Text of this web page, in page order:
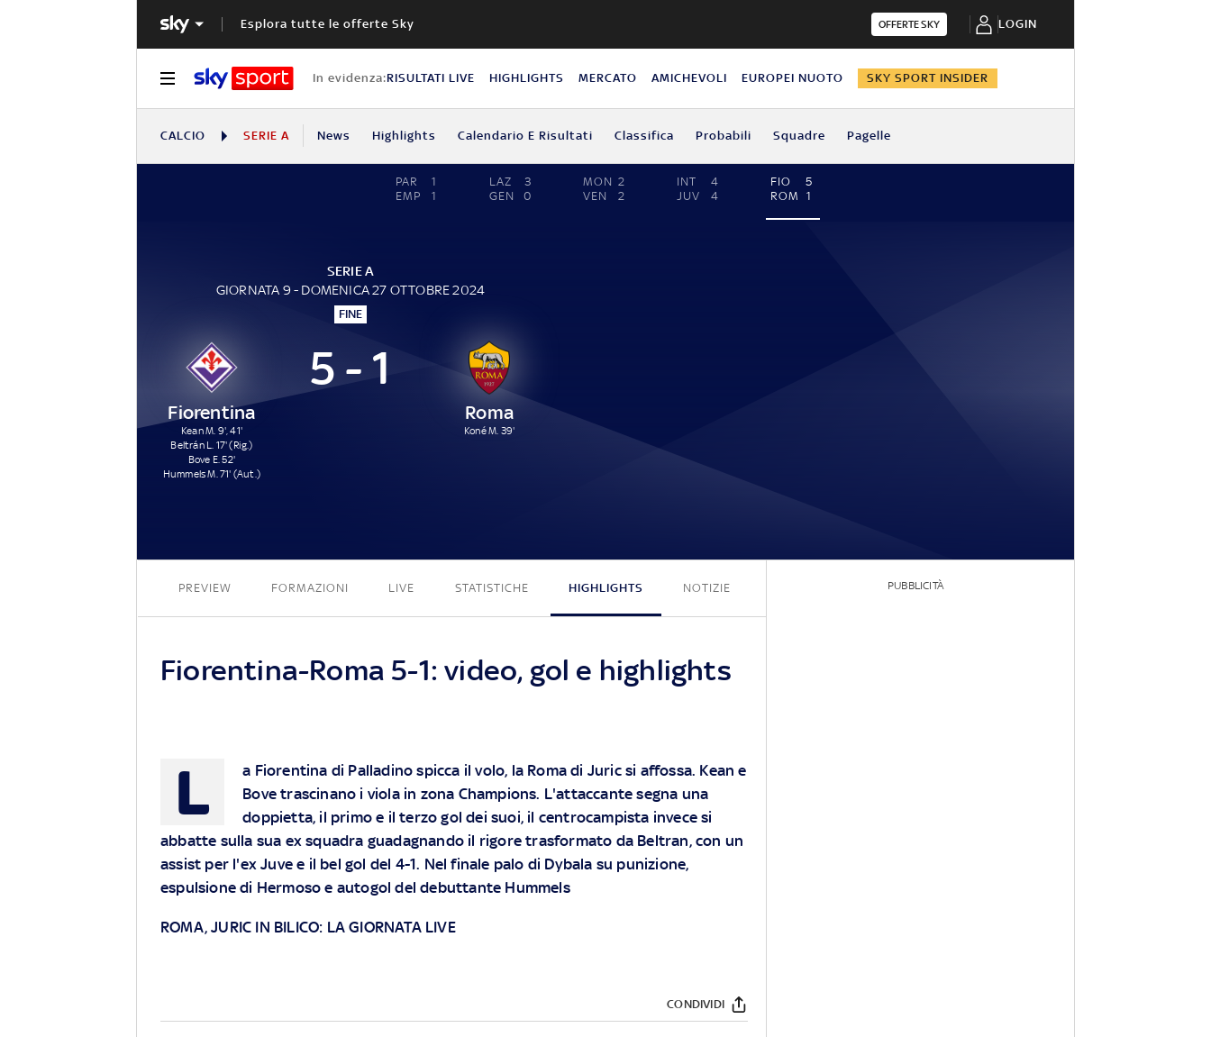
Esplora tutte le offerte Sky OFFERTE SKY LOGIN
In evidenza:RISULTATI LIVE HIGHLIGHTS MERCATO AMICHEVOLI EUROPEI NUOTO SKY SPORT INSIDER
CALCIO SERIE A News Highlights Calendario E Risultati Classifica Probabili Squadre Pagelle
PAR
1
EMP
1
LAZ
3
GEN
0
MON 2
VEN
2
INT
4
JUV
4
FIO
5
ROM
1
SERIE A
GIORNATA 9 - DOMENICA 27 OTTOBRE 2024
FINE
Fiorentina
Kean M. 9', 41'
Beltrán L. 17' (Rig.)
Bove E. 52'
Hummels M. 71' (Aut.)
5 - 1
Roma
Koné M. 39'
PREVIEW FORMAZIONI LIVE STATISTICHE HIGHLIGHTS NOTIZIE
Fiorentina-Roma 5-1: video, gol e highlights
L
a Fiorentina di Palladino spicca il volo, la Roma di Juric si affossa. Kean e
Bove trascinano i viola in zona Champions. L'attaccante segna una
doppietta, il primo e il terzo gol dei suoi, il centrocampista invece si
abbatte sulla sua ex squadra guadagnando il rigore trasformato da Beltran, con un
assist per l'ex Juve e il bel gol del 4-1. Nel finale palo di Dybala su punizione,
espulsione di Hermoso e autogol del debuttante Hummels
ROMA, JURIC IN BILICO: LA GIORNATA LIVE
CONDIVIDI
PUBBLICITÀ